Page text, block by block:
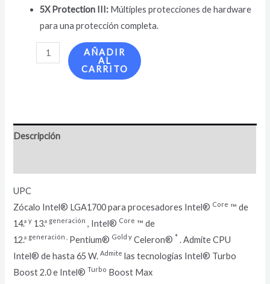
5X Protection III: Múltiples protecciones de hardware
para una protección completa.
AÑADIR
AL
CARRITO
Descripción
UPC
Zócalo Intel® LGA1700 para procesadores Intel® Core ™ de
14.ªy 13.ªgeneración , Intel® Core ™ de
12.ªgeneración Pentium® Goldy Celeron® * . Admite CPU
Intel® de hasta 65 W.Admite las tecnologías Intel® Turbo
Boost 2.0 e Intel® Turbo Boost Max